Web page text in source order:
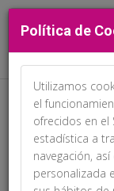
Política de
Utilizamos
el
ofrecidos en el
estadística a
navegación,
personalizada